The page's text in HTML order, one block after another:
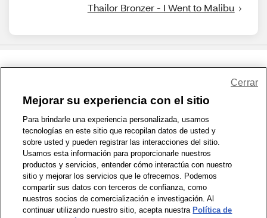
Thailor Bronzer - I Went to Malibu
1-800-679-9691 | Contáctenos | Términos de Uso | Accesibilidad
Política de Privacidad | WA Privacy Policy | Mapa del sitio
Zona de Bienestar | © 1999 - 2026 CVS.com
Mejorar su experiencia con el sitio
Para brindarle una experiencia personalizada, usamos
tecnologías en este sitio que recopilan datos de usted y
sobre usted y pueden registrar las interacciones del sitio.
Usamos esta información para proporcionarle nuestros
productos y servicios, entender cómo interactúa con nuestro
sitio y mejorar los servicios que le ofrecemos. Podemos
compartir sus datos con terceros de confianza, como
nuestros socios de comercialización e investigación. Al
continuar utilizando nuestro sitio, acepta nuestra Política de
Cerrar